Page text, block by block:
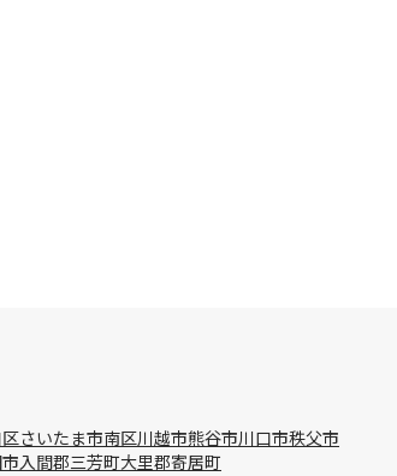
さいたま市南区川越市熊谷市川口市秩父市
入間郡三芳町大里郡寄居町